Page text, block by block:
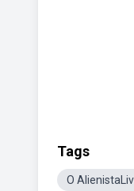
Tags
O